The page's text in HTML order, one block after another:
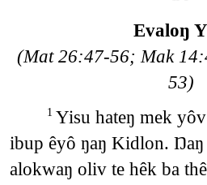
Evaloŋ
(Mat 26:47-56; Mak
53)
1 Yisu hateŋ mek
ibup êyô ŋaŋ Kidlon.
alokwaŋ oliv te hêk ba